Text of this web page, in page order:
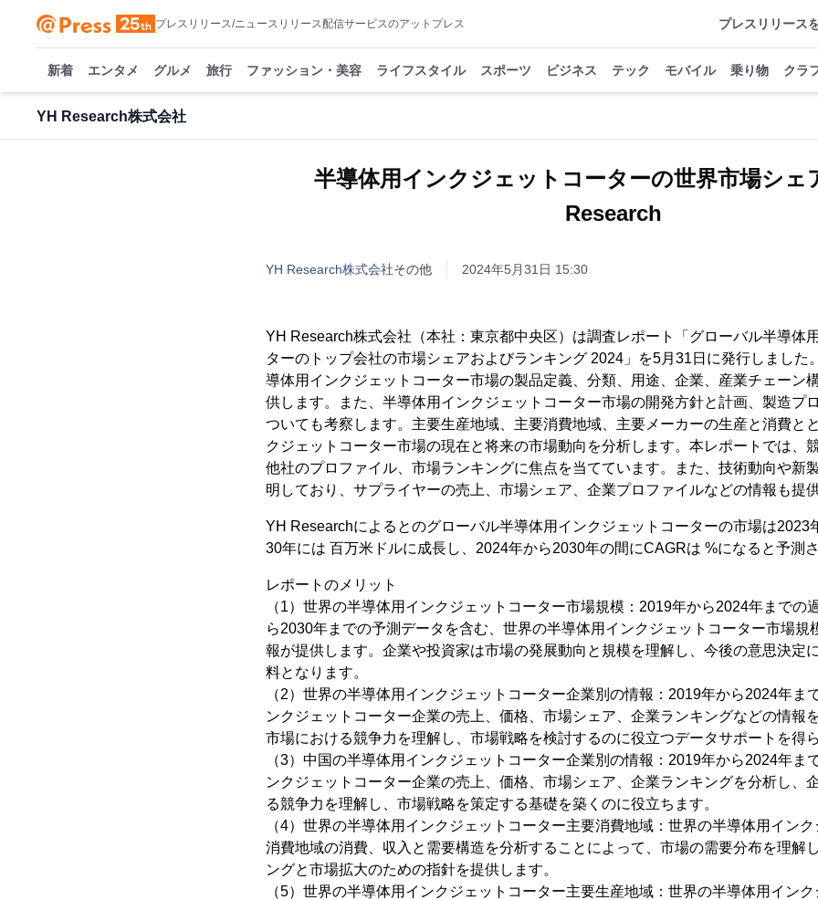
プレスリリース/ニュースリリース配信サービスのアットプレス プレスリリース
新着 エンタメ グルメ 旅行 ファッション・美容 ライフスタイル スポーツ ビジネス テック モバイル 乗り物 クラ
YH Research株式会社
半導体用インクジェットコーターの世界市場シェ
Research
YH Research株式会社その他 2024年5月31日 15:30
YH Research株式会社（本社：東京都中央区）は調査レポート「グローバル半導体
ターのトップ会社の市場シェアおよびランキング 2024」を5月31日に発行しました
導体用インクジェットコーター市場の製品定義、分類、用途、企業、産業チェーン
供します。また、半導体用インクジェットコーター市場の開発方針と計画、製造プ
ついても考察します。主要生産地域、主要消費地域、主要メーカーの生産と消費と
クジェットコーター市場の現在と将来の市場動向を分析します。本レポートでは、
他社のプロファイル、市場ランキングに焦点を当てています。また、技術動向や新
明しており、サプライヤーの売上、市場シェア、企業プロファイルなどの情報も提
YH Researchによるとのグローバル半導体用インクジェットコーターの市場は2023
30年には 百万米ドルに成長し、2024年から2030年の間にCAGRは %になると予測さ
レポートのメリット
（1）世界の半導体用インクジェットコーター市場規模：2019年から2024年までの
ら2030年までの予測データを含む、世界の半導体用インクジェットコーター市場規
報が提供します。企業や投資家は市場の発展動向と規模を理解し、今後の意思決定
料となります。
（2）世界の半導体用インクジェットコーター企業別の情報：2019年から2024年ま
ンクジェットコーター企業の売上、価格、市場シェア、企業ランキングなどの情報
市場における競争力を理解し、市場戦略を検討するのに役立つデータサポートを得ら
（3）中国の半導体用インクジェットコーター企業別の情報：2019年から2024年ま
ンクジェットコーター企業の売上、価格、市場シェア、企業ランキングを分析し、
る競争力を理解し、市場戦略を策定する基礎を築くのに役立ちます。
（4）世界の半導体用インクジェットコーター主要消費地域：世界の半導体用イン
消費地域の消費、収入と需要構造を分析することによって、市場の需要分布を理解
ングと市場拡大のための指針を提供します。
（5）世界の半導体用インクジェットコーター主要生産地域：世界の半導体用イン